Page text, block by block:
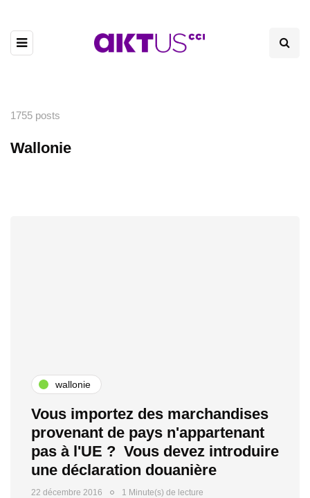
1755 posts
Wallonie
wallonie
Vous importez des marchandises
provenant de pays n'appartenant
pas à l'UE ? Vous devez introduire
une déclaration douanière
22 décembre 2016 1 Minute(s) de lecture